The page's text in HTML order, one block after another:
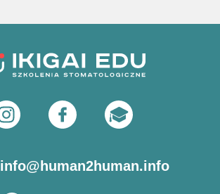
info@human2human.info